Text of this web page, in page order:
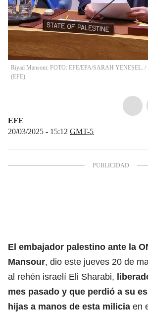
Riyad Mansour. FOTO: EFE/EPA/SARAH YENESEL. /
(EFE)
EFE
20/03/2025 - 15:12 GMT-5
El embajador palestino ante la
Mansour, dio este jueves 20 de
al rehén israelí Eli Sharabi,
mes pasado y que perdió a su
hijas a manos de esta milicia en